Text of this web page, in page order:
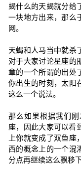
蝎什么的天蝎就分给
一块地方出来，那么
网。
天蝎和人马当中就杀
对于大家讨论星座的
章的一个所谓的出处
你出生的时刻，太阳
这么一个说法。
那么如果根据我们
座，因此大家可以看
上你就变成了双鱼
西的概念上的一个混
分点再继续这么飘移下